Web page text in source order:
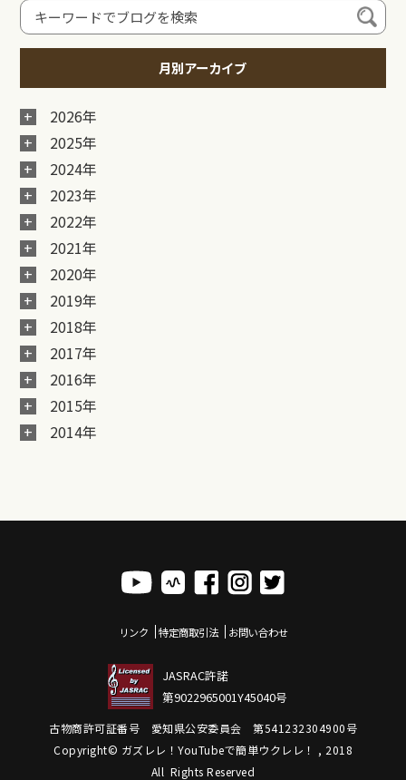
月別アーカイブ
2026年
2025年
2024年
2023年
2022年
2021年
2020年
2019年
2018年
2017年
2016年
2015年
2014年
リンク 特定商取引法 お問い合わせ
JASRAC許諾
第9022965001Y45040号
古物商許可証番号 愛知県公安委員会 第541232304900号
Copyright© ガズレレ！YouTubeで簡単ウクレレ！ , 2018
All Rights Reserved